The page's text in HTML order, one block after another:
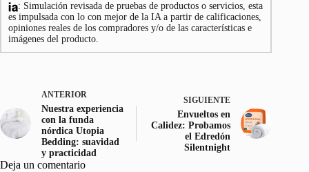
: Simulación revisada de pruebas de productos o servicios, esta
es impulsada con lo con mejor de la IA a partir de calificaciones,
opiniones reales de los compradores y/o de las características e
imágenes del producto.
ANTERIOR
Nuestra experiencia
con la funda
nórdica Utopia
Bedding: suavidad
y practicidad
SIGUIENTE
Envueltos en
Calidez: Probamos
el Edredón
Silentnight
Deja un comentario